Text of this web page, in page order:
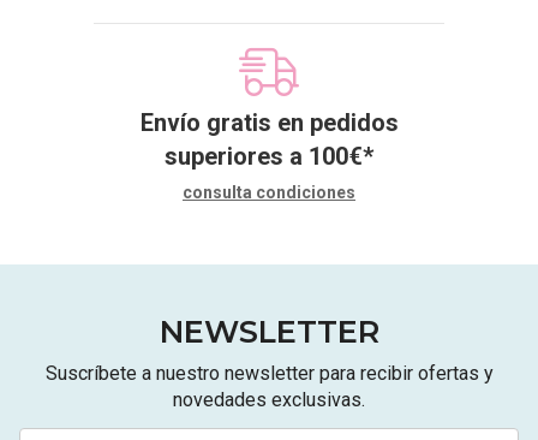
Envío gratis en pedidos
superiores a 100€*
consulta condiciones
NEWSLETTER
Suscríbete a nuestro newsletter para recibir ofertas y
novedades exclusivas.